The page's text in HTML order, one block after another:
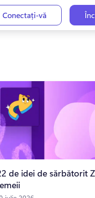
Conectați-vă
de idei de sărbătorit